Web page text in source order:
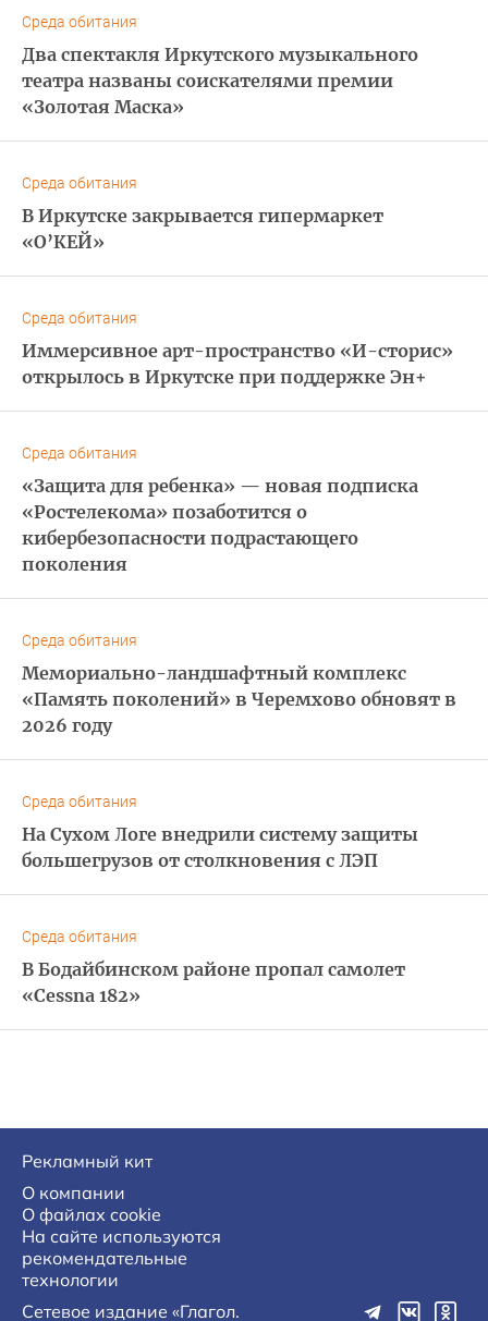
Среда обитания
Два спектакля Иркутского музыкального
театра названы соискателями премии
«Золотая Маска»
Среда обитания
В Иркутске закрывается гипермаркет
«О’КЕЙ»
Среда обитания
Иммерсивное арт-пространство «И-сторис»
открылось в Иркутске при поддержке Эн+
Среда обитания
«Защита для ребенка» — новая подписка
«Ростелекома» позаботится о
кибербезопасности подрастающего
поколения
Среда обитания
Мемориально-ландшафтный комплекс
«Память поколений» в Черемхово обновят в
2026 году
Среда обитания
На Сухом Логе внедрили систему защиты
большегрузов от столкновения с ЛЭП
Среда обитания
В Бодайбинском районе пропал самолет
«Cessna 182»
Рекламный кит
О компании
О файлах cookie
На сайте используются
рекомендательные
технологии
Сетевое издание «Глагол.